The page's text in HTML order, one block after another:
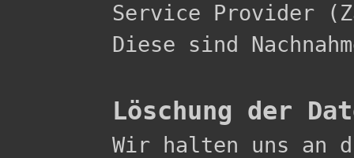
Service Provider
Diese sind
Löschung der
Wir halten uns an